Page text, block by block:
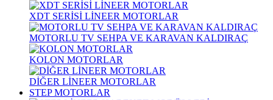
XDT SERİSİ LİNEER MOTORLAR
MOTORLU TV SEHPA VE KARAVAN KALDIRAÇ
KOLON MOTORLAR
DİĞER LİNEER MOTORLAR
STEP MOTORLAR